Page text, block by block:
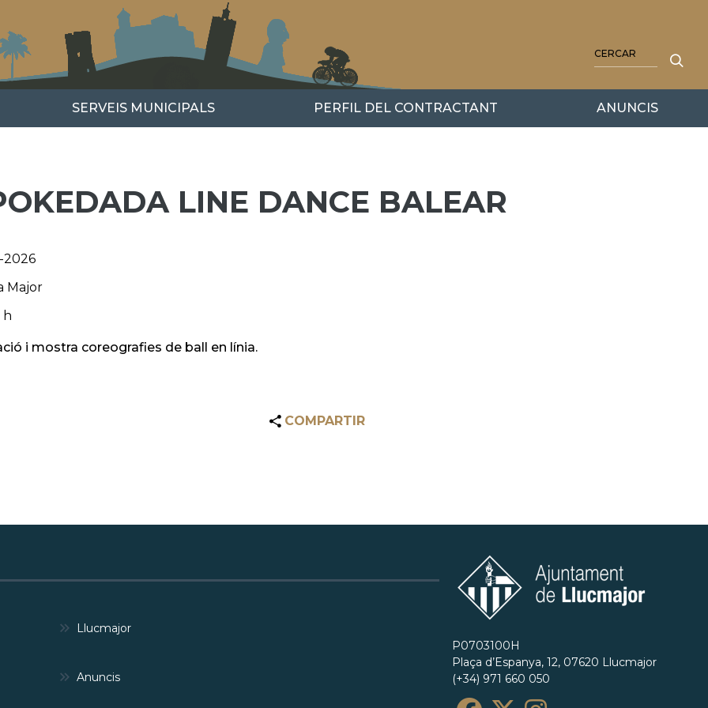
SERVEIS MUNICIPALS PERFIL DEL CONTRACTANT ANUNCIS
LINE DANCE BALEAR
2026
Major
h
i mostra coreografies de ball en línia.
COMPARTIR
Llucmajor
Anuncis
P0703100H
Plaça d’Espanya, 12, 07620 Llucmajor
(+34) 971 660 050